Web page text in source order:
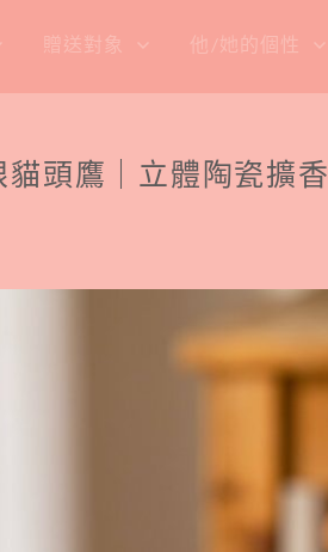
贈送對象 他/她的個性
貓頭鷹｜立體陶瓷擴香